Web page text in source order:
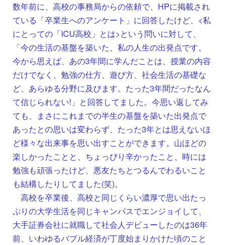
数年前に、高校の事務局からの依頼で、HPに掲載され
ている「卒業生へのアンケート」に回答したけど、<私
にとっての「ICU高校」とは>という問いに対して、
「今の生活の基盤を築いた、私の人生の出発点です。
今から思えば、あの3年間に学んだことは、授業の内容
だけでなく、勉強の仕方、遊び方、社会生活の基礎な
ど、あらゆる分野に及びます。たった3年間だったなん
て信じられない!」と回答してました。今思い返してみ
ても、まさにこれまでの半生の基盤を築いた出発点で
あったとの思いは変わらず、たった3年とは思えないほ
ど様々な出来事を思い出すことができます。山ほどの
楽しかったことと、ちょっぴり辛かったこと、時には
勉強も頑張ったけど、悪友たちとつるんでわるいこと
も結構したりしてました(笑)。
高校を卒業後、高校と同じくらい濃厚で思い出たっ
ぷりの大学生活を同じキャンパスでエンジョイして、
大手証券会社に就職して社会人デビューしたのは36年
前、いわゆるバブル経済が丁度始まりかけた頃のこと